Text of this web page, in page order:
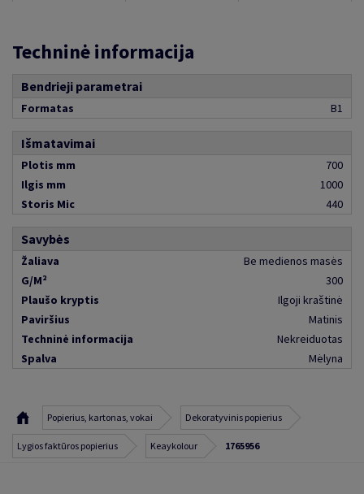
Techninė informacija
Bendrieji parametrai
Formatas B1
Išmatavimai
Plotis mm
700
Ilgis mm
1000
Storis Mic
440
Savybės
Žaliava
Be medienos masės
G/M²
300
Plaušo kryptis
Ilgoji kraštinė
Paviršius
Matinis
Techninė informacija
Nekreiduotas
Spalva
Mėlyna
Popierius, kartonas, vokai Dekoratyvinis popierius
Lygios faktūros popierius Keaykolour 1765956